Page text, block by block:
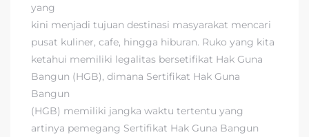
yang
kini menjadi tujuan destinasi masyarakat mencari
pusat kuliner, cafe, hingga hiburan. Ruko yang kita
ketahui memiliki legalitas bersetifikat Hak Guna
Bangun (HGB), dimana Sertifikat Hak Guna
Bangun
(HGB) memiliki jangka waktu tertentu yang
artinya pemegang Sertifikat Hak Guna Bangun